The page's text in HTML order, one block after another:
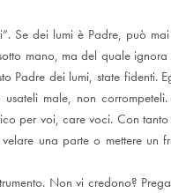
Se dei lumi è Padre, può mai
mano, ma del quale
Padre dei lumi, state fidenti.
male, non corrompeteli.
per voi, care voci. Con
una parte o mettere un
Non vi credono?